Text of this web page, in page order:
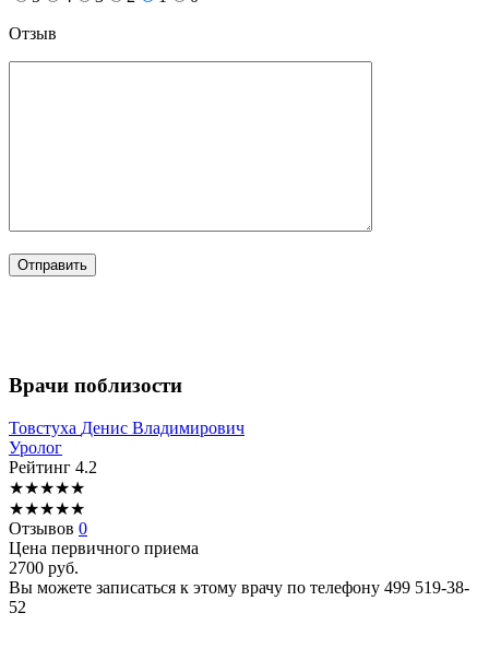
Отзыв
Врачи поблизости
Товстуха Денис Владимирович
Уролог
Рейтинг 4.2
★★★★★
★★★★★
Отзывов 0
Цена первичного приема
2700 руб.
Вы можете записаться к этому врачу по телефону 499 519-38-
52